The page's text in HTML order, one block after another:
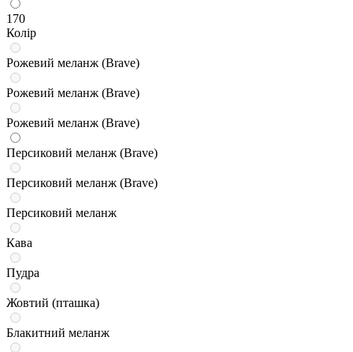
170
Колір
Рожевий меланж (Brave)
Рожевий меланж (Brave)
Рожевий меланж (Brave)
Персиковий меланж (Brave)
Персиковий меланж (Brave)
Персиковий меланж
Кава
Пудра
Жовтий (пташка)
Блакитний меланж